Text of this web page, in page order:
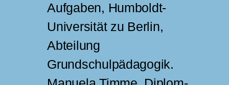
Aufgaben, Humboldt-
Universität zu Berlin,
Abteilung
Grundschulpädagogik.